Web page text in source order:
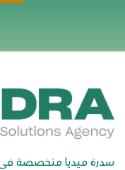
سدرة ميديا متخصصة في